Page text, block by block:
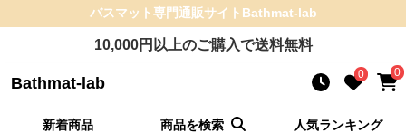
バスマット専門通販サイト Bathmat-lab
10,000円以上のご購入で送料無料
Bathmat-lab 0 0
新着商品 商品を検索 人気ランキング